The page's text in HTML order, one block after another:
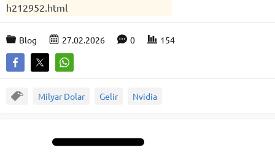
h212952.html
Blog 27.02.2026 0 154
Milyar Dolar Gelir Nvidia